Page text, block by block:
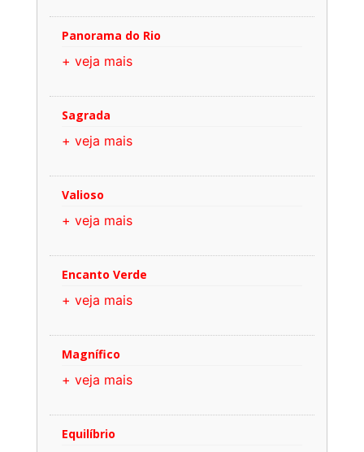
Panorama do Rio
+ veja mais
Sagrada
+ veja mais
Valioso
+ veja mais
Encanto Verde
+ veja mais
Magnífico
+ veja mais
Equilíbrio